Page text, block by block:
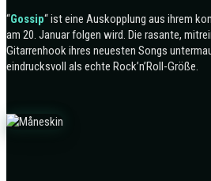
“Gossip“ ist eine Auskopplung aus ihrem
am 20. Januar folgen wird. Die rasante,
Gitarrenhook ihres neuesten Songs
eindrucksvoll als echte Rock’n’Roll-Größe.